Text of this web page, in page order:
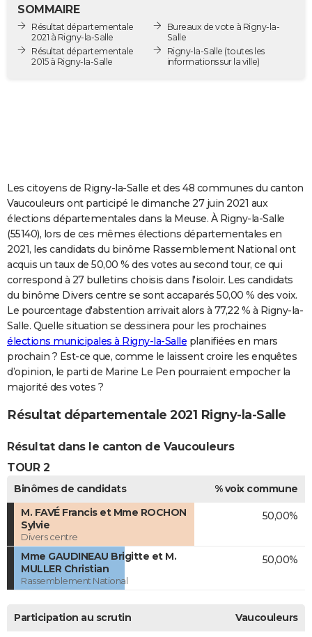
Destinations
City break
Voyage nature
Voyage de noces
Forum
Climat
GUIDES D'ACHAT
COPAINS D'AVANT
Avis de recherche
AVIS DE DÉCÈS
FORUM
Bricolage
Lifestyle
Culture
Sport
Auto
Television
Voyage
Cinema
SOMMAIRE
Résultat départementale
2021 à Rigny-la-Salle
Résultat départementale
2015 à Rigny-la-Salle
Bureaux de vote à Rigny-la-
Salle
Rigny-la-Salle (toutes les
informations sur la ville)
Les citoyens de Rigny-la-Salle et des 48 communes du canton
Vaucouleurs ont participé le dimanche 27 juin 2021 aux
élections départementales dans la Meuse. À Rigny-la-Salle
(55140), lors de ces mêmes élections départementales en
2021, les candidats du binôme Rassemblement National ont
acquis un taux de 50,00 % des votes au second tour, ce qui
correspond à 27 bulletins choisis dans l'isoloir. Les candidats
du binôme Divers centre se sont accaparés 50,00 % des voix.
Le pourcentage d'abstention arrivait alors à 77,22 % à Rigny-la-
Salle. Quelle situation se dessinera pour les prochaines
élections municipales à Rigny-la-Salle planifiées en mars
prochain ? Est-ce que, comme le laissent croire les enquêtes
d’opinion, le parti de Marine Le Pen pourraient empocher la
majorité des votes ?
Résultat départementale 2021 Rigny-la-Salle
Résultat dans le canton de Vaucouleurs
TOUR 2
Binômes de candidats
% voix commune
M. FAVÉ Francis et Mme ROCHON
Sylvie
Divers centre
50,00%
Mme GAUDINEAU Brigitte et M.
MULLER Christian
Rassemblement National
50,00%
Participation au scrutin Vaucouleurs